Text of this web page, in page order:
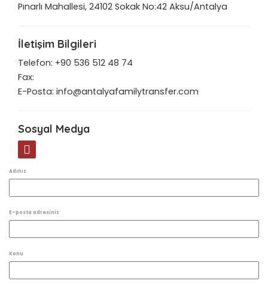
Pınarlı Mahallesi, 24102 Sokak No:42 Aksu/Antalya
İletişim Bilgileri
Telefon: +90 536 512 48 74
Fax:
E-Posta: info@antalyafamilytransfer.com
Sosyal Medya
Adınız
E-posta adresiniz
Konu